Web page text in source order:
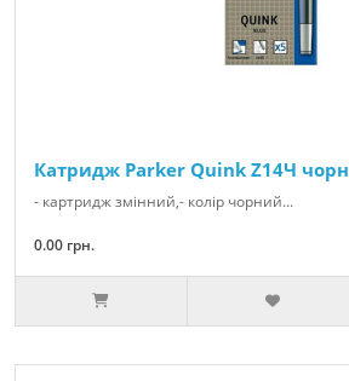
Катридж Parker Quink Z14Ч чорн
- картридж змінний,- колір чорний...
0.00 грн.